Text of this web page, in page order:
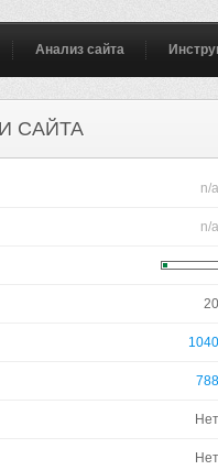
Анализ сайта
САЙТА
n/a
n/a
20
1040
788
Нет
Нет